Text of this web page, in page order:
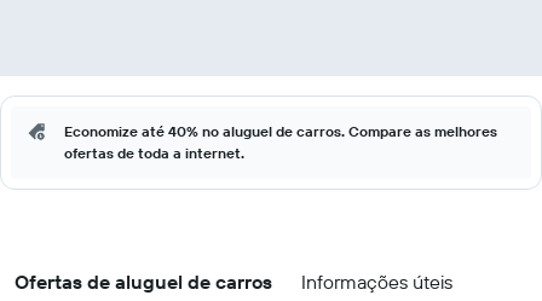
Economize até 40% no aluguel de carros. Compare as melhores
ofertas de toda a internet.
Ofertas de aluguel de carros Informações úteis